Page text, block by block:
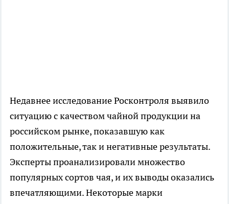
Недавнее исследование Росконтроля выявило
ситуацию с качеством чайной продукции на
российском рынке, показавшую как
положительные, так и негативные результаты.
Эксперты проанализировали множество
популярных сортов чая, и их выводы оказались
впечатляющими. Некоторые марки